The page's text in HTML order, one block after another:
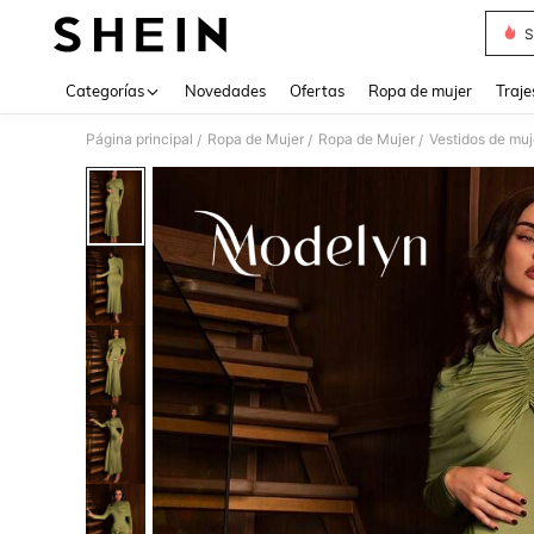
Categorías Novedades Ofertas Ropa de mujer
Página principal / Ropa de Mujer / Ropa de Mujer / Vestidos de